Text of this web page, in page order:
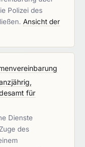
Polizei des
Ansicht der
für
Dienste
des